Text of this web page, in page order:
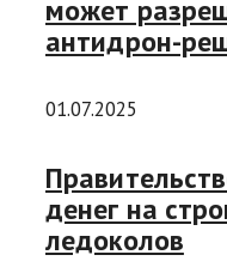
может
антидрон-
01.07.2025
денег на
ледоколов